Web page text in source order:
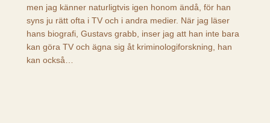
men jag känner naturligtvis igen honom ändå, för han
syns ju rätt ofta i TV och i andra medier. När jag läser
hans biografi, Gustavs grabb, inser jag att han inte bara
kan göra TV och ägna sig åt kriminologiforskning, han
kan också…